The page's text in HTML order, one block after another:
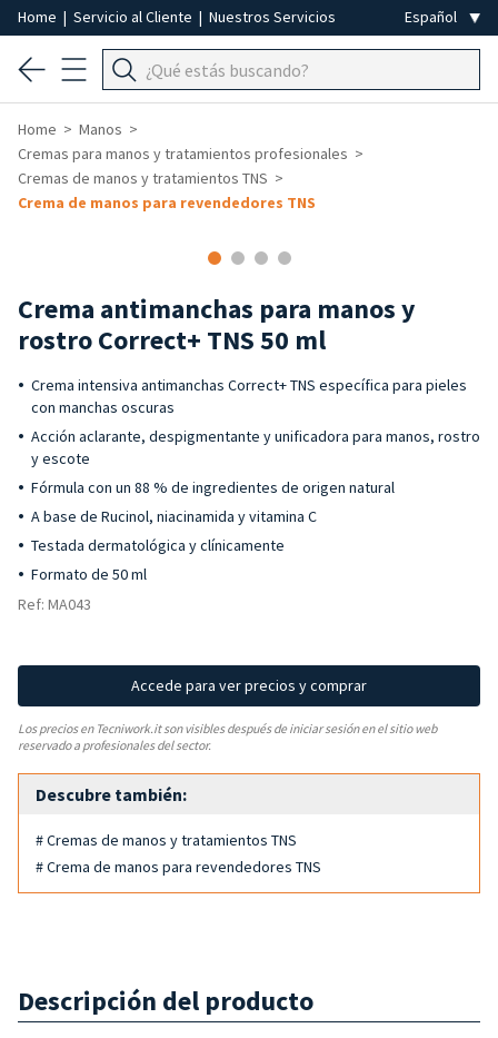
Home | Servicio al Cliente | Nuestros Servicios
Home
Manos
Cremas para manos y tratamientos profesionales
Cremas de manos y tratamientos TNS
Crema de manos para revendedores TNS
Crema antimanchas para manos y
rostro Correct+ TNS 50 ml
Crema intensiva antimanchas Correct+ TNS específica para pieles
con manchas oscuras
Acción aclarante, despigmentante y unificadora para manos, rostro
y escote
Fórmula con un 88 % de ingredientes de origen natural
A base de Rucinol, niacinamida y vitamina C
Testada dermatológica y clínicamente
Formato de 50 ml
Ref: MA043
Accede para ver precios y comprar
Los precios en Tecniwork.it son visibles después de iniciar sesión en el sitio web
reservado a profesionales del sector.
Descubre también:
# Cremas de manos y tratamientos TNS
# Crema de manos para revendedores TNS
Descripción del producto